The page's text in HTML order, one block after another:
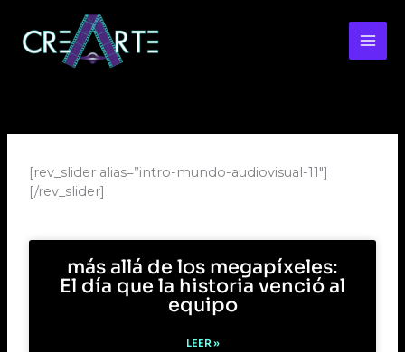
contenido
[rev_slider alias=”intro-mundo-audiovisual-11″]
[/rev_slider]
más allá de los megapíxeles:
El día que la historia venció al
equipo
LEER »